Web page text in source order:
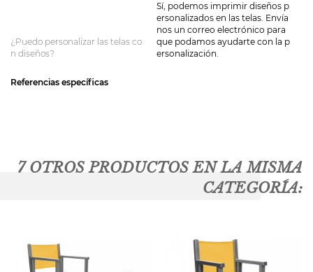
¿Puedo personalizar las telas co
n diseños?
Sí, podemos imprimir diseños p
ersonalizados en las telas. Envía
nos un correo electrónico para
que podamos ayudarte con la p
ersonalización.
Referencias específicas
7 OTROS PRODUCTOS EN LA MISMA
CATEGORÍA: